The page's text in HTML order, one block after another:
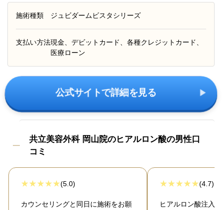
施術種類 ジュビダームビスタシリーズ
支払い方法現金、デビットカード、各種クレジットカード、
医療ローン
公式サイトで詳細を見る
共立美容外科 岡山院のヒアルロン酸の男性口
コミ
(5.0)
カウンセリングと同日に施術をお願
(4.7)
ヒアルロン酸注入